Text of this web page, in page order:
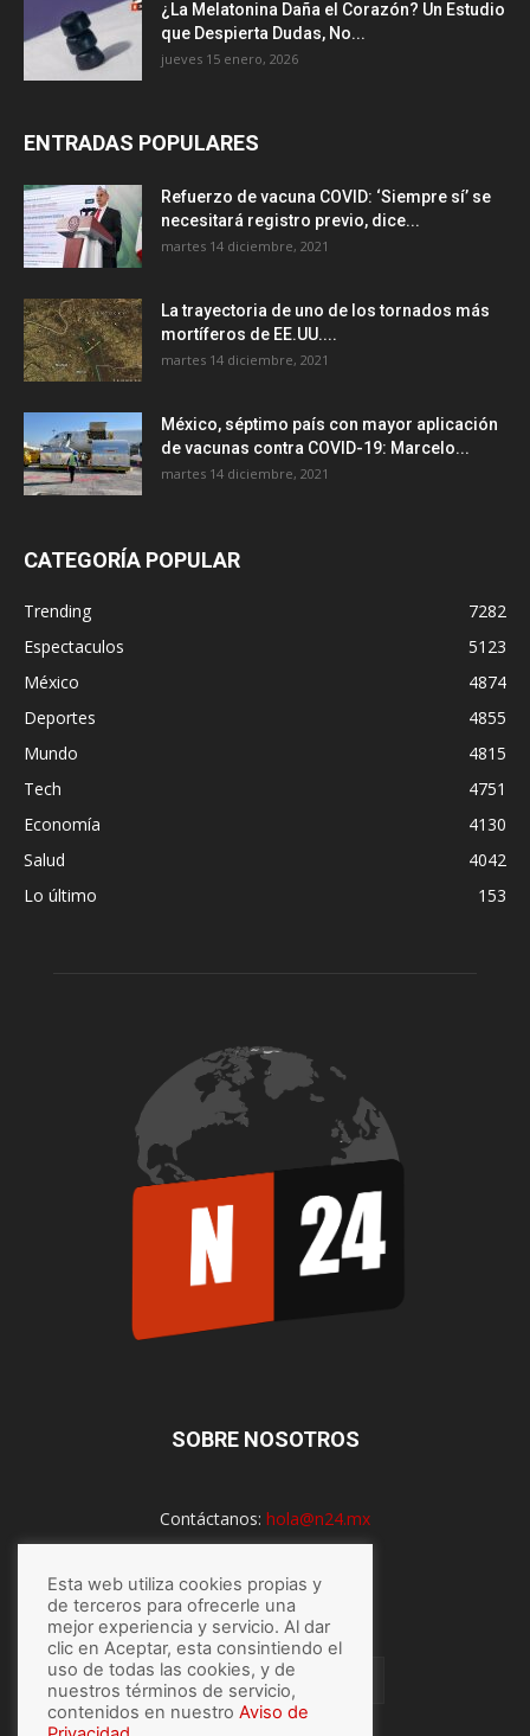
¿La Melatonina Daña el Corazón? Un Estudio
que Despierta Dudas, No...
jueves 15 enero, 2026
ENTRADAS POPULARES
Refuerzo de vacuna COVID: ‘Siempre sí’ se
necesitará registro previo, dice...
martes 14 diciembre, 2021
La trayectoria de uno de los tornados más
mortíferos de EE.UU....
martes 14 diciembre, 2021
México, séptimo país con mayor aplicación
de vacunas contra COVID-19: Marcelo...
martes 14 diciembre, 2021
CATEGORÍA POPULAR
Trending
7282
Espectaculos
5123
México
4874
Deportes
4855
Mundo
4815
Tech
4751
Economía
4130
Salud
4042
Lo último
153
SOBRE NOSOTROS
Contáctanos: hola@n24.mx
SÍGUENOS
Esta web utiliza cookies propias y
de terceros para ofrecerle una
mejor experiencia y servicio. Al dar
clic en Aceptar, esta consintiendo el
uso de todas las cookies, y de
nuestros términos de servicio,
contenidos en nuestro Aviso de